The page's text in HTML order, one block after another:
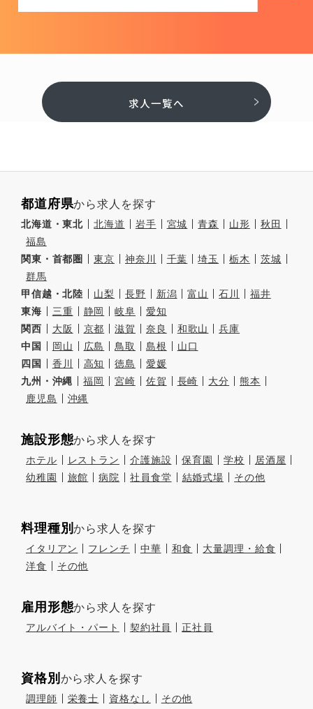
求人一覧へ
都道府県から求人を探す
北海道・東北 北海道 岩手 宮城 青森 山形
秋田
福島
関東・首都圏
東京 神奈川 千葉 埼玉 栃木
茨城
群馬
甲信越・北陸
山梨 長野 新潟 富山 石川
福井
東海
三重 静岡 岐阜
愛知
関西
大阪 京都 滋賀 奈良 和歌山
兵庫
中国
岡山 広島 鳥取 島根
山口
四国
香川 高知 徳島
愛媛
九州・沖縄
福岡 宮崎 佐賀 長崎 大分
熊本
鹿児島
沖縄
施設形態から求人を探す
ホテル レストラン 介護施設 保育園 学校
居酒屋
幼稚園
旅館 病院 社員食堂 結婚式場 その他
料理種別から求人を探す
イタリアン フレンチ 中華 和食
大量調理・給食
洋食
その他
雇用形態から求人を探す
アルバイト・パート 契約社員 正社員
資格別 から求人を探す
調理師 栄養士 資格なし その他